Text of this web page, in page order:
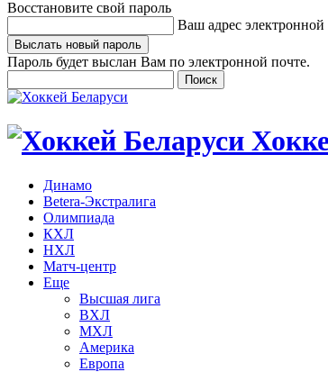
Восстановите свой пароль
Ваш адрес
Пароль будет выслан Вам по электронной почте.
Динамо
Betera-Экстралига
Олимпиада
КХЛ
НХЛ
Матч-центр
Еще
Высшая лига
ВХЛ
МХЛ
Америка
Европа